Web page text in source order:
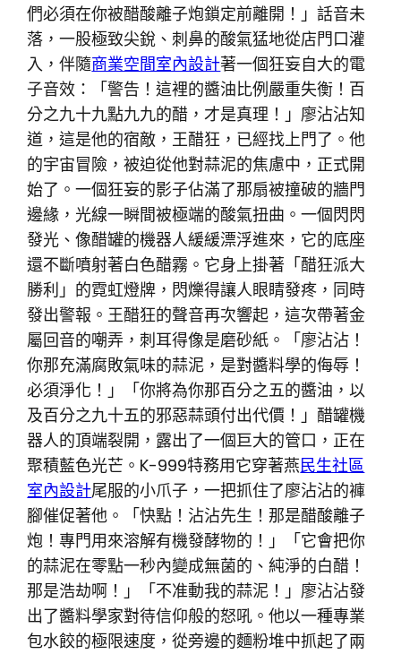
們必須在你被醋酸離子炮鎖定前離開！」話音未
落，一股極致尖銳、刺鼻的酸氣猛地從店門口灌
入，伴隨商業空間室內設計著一個狂妄自大的電
子音效：「警告！這裡的醬油比例嚴重失衡！百
分之九十九點九九的醋，才是真理！」廖沾沾知
道，這是他的宿敵，王醋狂，已經找上門了。他
的宇宙冒險，被迫從他對蒜泥的焦慮中，正式開
始了。一個狂妄的影子佔滿了那扇被撞破的牆門
邊緣，光線一瞬間被極端的酸氣扭曲。一個閃閃
發光、像醋罐的機器人緩緩漂浮進來，它的底座
還不斷噴射著白色醋霧。它身上掛著「醋狂派大
勝利」的霓虹燈牌，閃爍得讓人眼睛發疼，同時
發出警報。王醋狂的聲音再次響起，這次帶著金
屬回音的嘲弄，刺耳得像是磨砂紙。「廖沾沾！
你那充滿腐敗氣味的蒜泥，是對醬料學的侮辱！
必須淨化！」「你將為你那百分之五的醬油，以
及百分之九十五的邪惡蒜頭付出代價！」醋罐機
器人的頂端裂開，露出了一個巨大的管口，正在
聚積藍色光芒。K-999特務用它穿著燕民生社區
室內設計尾服的小爪子，一把抓住了廖沾沾的褲
腳催促著他。「快點！沾沾先生！那是醋酸離子
炮！專門用來溶解有機發酵物的！」「它會把你
的蒜泥在零點一秒內變成無菌的、純淨的白醋！
那是浩劫啊！」「不准動我的蒜泥！」廖沾沾發
出了醬料學家對待信仰般的怒吼。他以一種專業
包水餃的極限速度，從旁邊的麵粉堆中抓起了兩